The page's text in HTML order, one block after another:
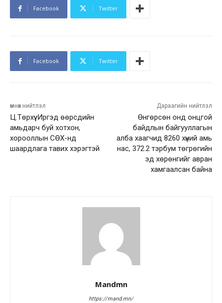
Facebook Twitter
Facebook Twitter
өмнөх нийтлэл
Ц.Төрхүү: Иргэд өөрсдийн
амьдарч буй хотхон,
хорооллын СӨХ-нд
шаардлага тавих хэрэгтэй
Дараагийн нийтлэл
Өнгөрсөн онд онцгой
байдлын байгууллагын
алба хаагчид 8260 хүний амь
нас, 372.2 тэрбум төгрөгийн
эд хөрөнгийг авран
хамгаалсан байна
Mandmn
https://mand.mn/